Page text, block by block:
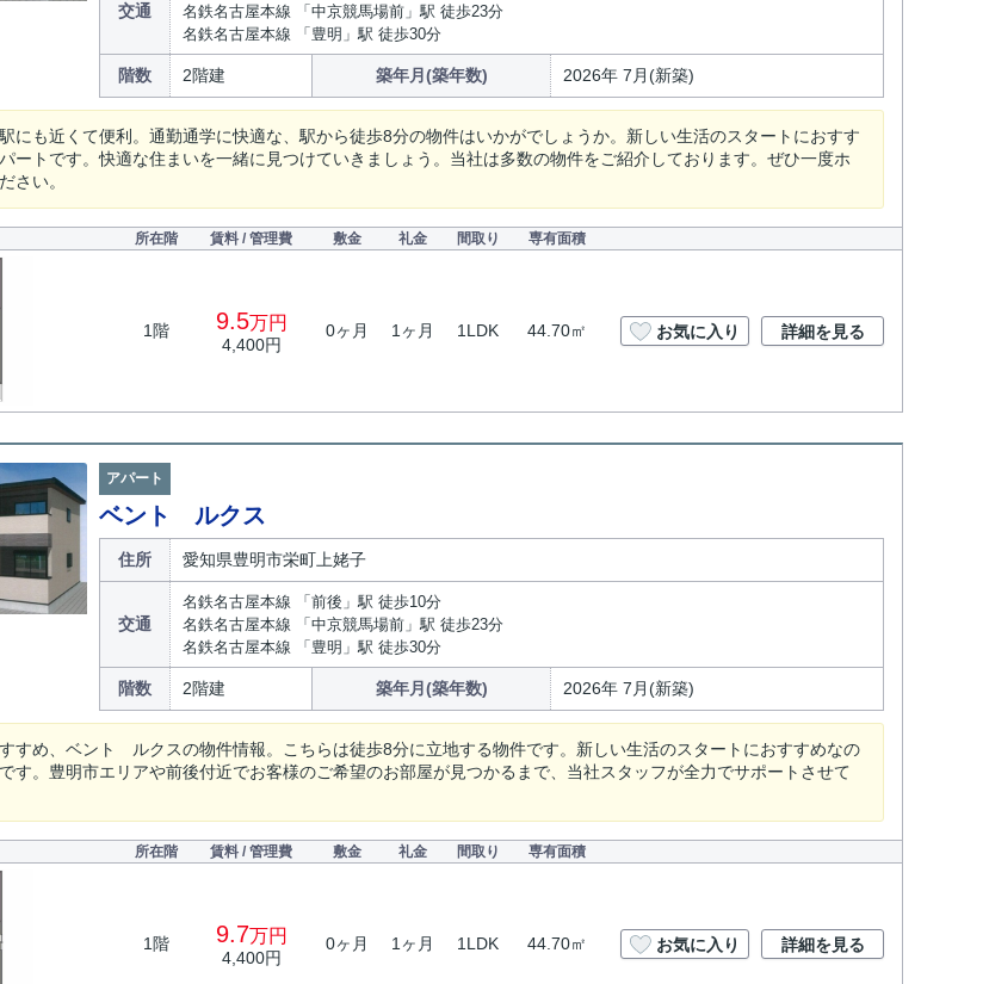
交通
名鉄名古屋本線 「中京競馬場前」駅 徒歩23分
名鉄名古屋本線 「豊明」駅 徒歩30分
階数 2階建 築年月(築年数) 2026年 7月(新築)
も近くて便利。通勤通学に快適な、駅から徒歩8分の物件はいかがでしょうか。新しい生活のスタートにおすす
ートです。快適な住まいを一緒に見つけていきましょう。当社は多数の物件をご紹介しております。ぜひ一度ホ
さい。
所在階 賃料 / 管理費 敷金 礼金 間取り 専有面積
1階 9.5万円
4,400円
0ヶ月 1ヶ月 1LDK 44.70㎡ お気に入り 詳細を見る
アパート
ベント ルクス
住所 愛知県豊明市栄町上姥子
交通
名鉄名古屋本線 「前後」駅 徒歩10分
名鉄名古屋本線 「中京競馬場前」駅 徒歩23分
名鉄名古屋本線 「豊明」駅 徒歩30分
階数 2階建 築年月(築年数) 2026年 7月(新築)
すめ、ベント ルクスの物件情報。こちらは徒歩8分に立地する物件です。新しい生活のスタートにおすすめなの
す。豊明市エリアや前後付近でお客様のご希望のお部屋が見つかるまで、当社スタッフが全力でサポートさせて
所在階 賃料 / 管理費 敷金 礼金 間取り 専有面積
1階 9.7万円
4,400円
0ヶ月 1ヶ月 1LDK 44.70㎡ お気に入り 詳細を見る